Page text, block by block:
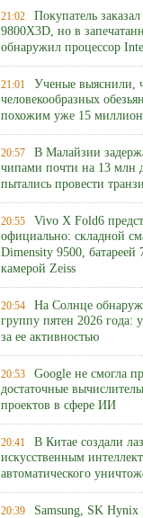
21:02 Покупатель
9800X3D, но в
обнаружил процессор
21:01 Ученые выяснили,
человекообразных
похожим уже 15
20:57 В Малайзии
чипами почти на 13 млн
пытались провести
20:55 Vivo X Fold6
официально: складной
Dimensity 9500, батареей
камерой Zeiss
20:54 На Солнце
группу пятен 2026 года:
за ее активностью
20:53 Google не смогла
достаточные
проектов в сфере ИИ
20:41 В Китае создали
искусственным
автоматического
20:39 Samsung, SK